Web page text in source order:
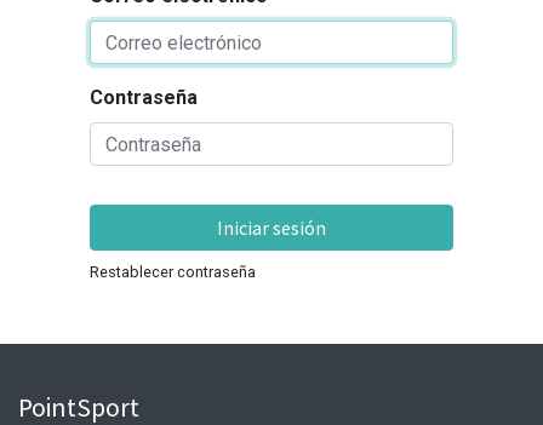
Contraseña
Iniciar sesión
Restablecer contraseña
PointSport